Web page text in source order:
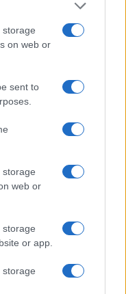
storage
on web or
sent to
storage
web or
storage
or app.
storage
3754 da Lotofácil
de Flávio Bolsonaro